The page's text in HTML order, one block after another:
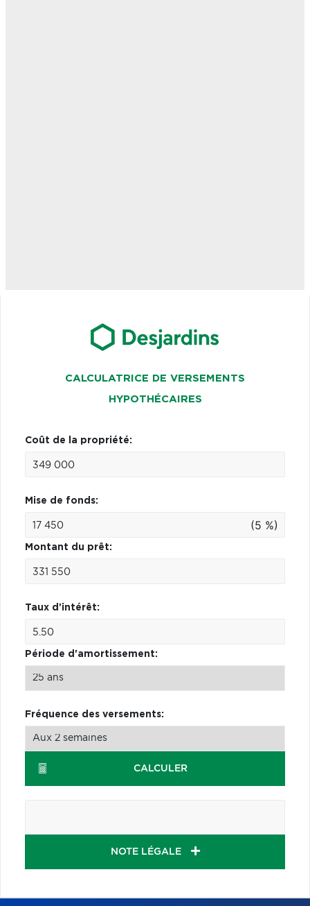
CALCULATRICE DE VERSEMENTS
HYPOTHÉCAIRES
Coût de la propriété:
Mise de fonds:
(5 %)
Montant du prêt:
Taux d'intérêt:
Période d'amortissement:
Fréquence des versements:
CALCULER
NOTE LÉGALE